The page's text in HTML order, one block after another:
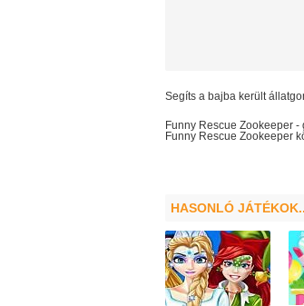
Segíts a bajba került
Funny Rescue Zookeeper -
Funny Rescue Zookeeper
HASONLÓ